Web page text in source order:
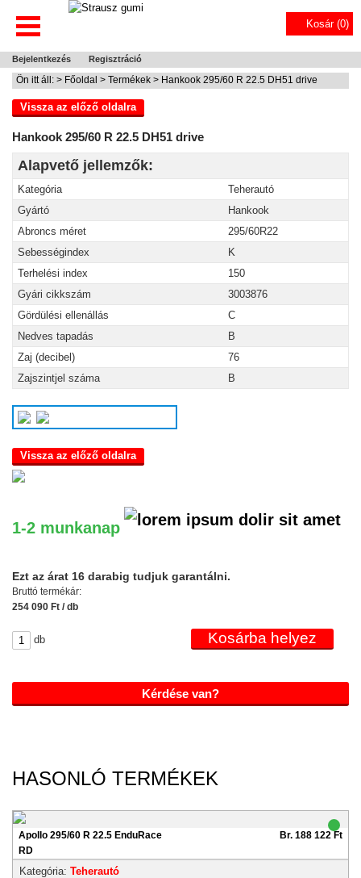
Kosár (0)
Bejelentkezés Regisztráció
Ön itt áll: > Főoldal > Termékek > Hankook 295/60 R 22.5 DH51 drive
Vissza az előző oldalra
Hankook 295/60 R 22.5 DH51 drive
Alapvető jellemzők:
Kategória
Teherautó
Gyártó
Hankook
Abroncs méret
295/60R22
Sebességindex
K
Terhelési index
150
Gyári cikkszám
3003876
Gördülési ellenállás
C
Nedves tapadás
B
Zaj (decibel)
76
Zajszintjel száma
B
Vissza az előző oldalra
1-2 munkanap
Ezt az árat 16 darabig tudjuk garantálni.
Bruttó termékár:
254 090 Ft / db
db
Kérdése van?
HASONLÓ TERMÉKEK
Apollo 295/60 R 22.5 EnduRace
RD
Br. 188 122 Ft
Kategória: Teherautó